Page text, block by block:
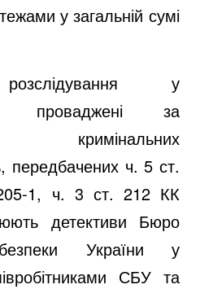
у загальній сумі
у
проваджені за
передбачених ч. 5 ст.
1, ч. 3 ст. 212 КК
детективи Бюро
України у
СБУ та